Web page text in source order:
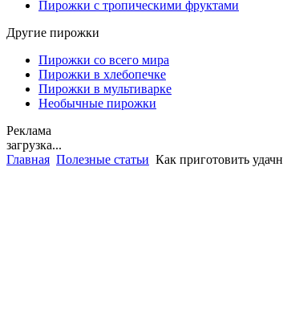
Пирожки с тропическими фруктами
Другие пирожки
Пирожки со всего мира
Пирожки в хлебопечке
Пирожки в мультиварке
Необычные пирожки
Реклама
загрузка...
Главная Полезные статьи Как приготовить